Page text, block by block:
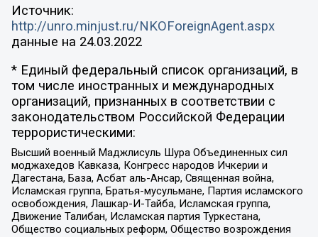
Источник:
http://unro.minjust.ru/NKOForeignAgent.aspx
данные на 24.03.2022
* Единый федеральный список организаций, в
том числе иностранных и международных
организаций, признанных в соответствии с
законодательством Российской Федерации
террористическими:
Высший военный Маджлисуль Шура Объединенных сил
моджахедов Кавказа, Конгресс народов Ичкерии и
Дагестана, База, Асбат аль-Ансар, Священная война,
Исламская группа, Братья-мусульмане, Партия исламского
освобождения, Лашкар-И-Тайба, Исламская группа,
Движение Талибан, Исламская партия Туркестана,
Общество социальных реформ, Общество возрождения